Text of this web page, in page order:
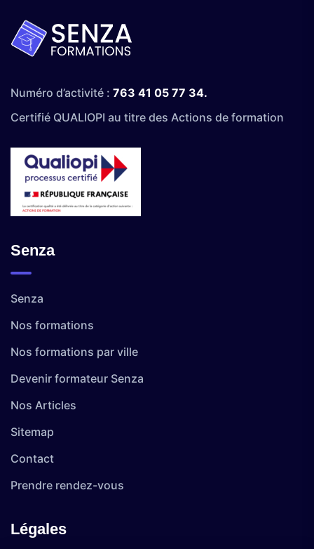
Numéro d’activité : 763 41 05 77 34.
Certifié QUALIOPI au titre des Actions de formation
Senza
Senza
Nos formations
Nos formations par ville
Devenir formateur Senza
Nos Articles
Sitemap
Contact
Prendre rendez-vous
Légales